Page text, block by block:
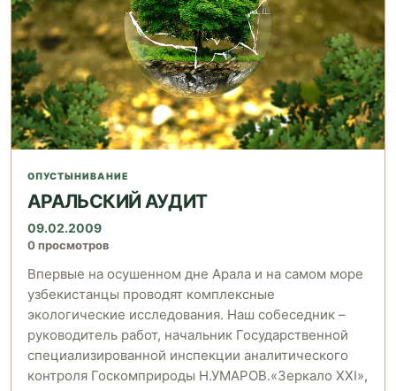
ОПУСТЫНИВАНИЕ
АРАЛЬСКИЙ АУДИТ
09.02.2009
0 просмотров
Впервые на осушенном дне Арала и на самом море
узбекистанцы проводят комплексные
экологические исследования. Наш собеседник –
руководитель работ, начальник Государственной
специализированной инспекции аналитического
контроля Госкомприроды Н.УМАРОВ.«Зеркало XXI»,